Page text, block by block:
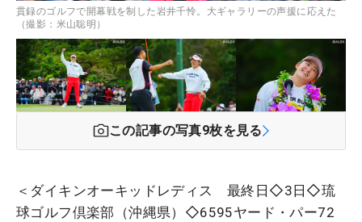
貫録のゴルフで開幕戦を制した岩井千怜。大ギャラリーの声援に応えた
（撮影：米山聡明）
この記事の写真9枚を見る
＜ダイキンオーキッドレディス 最終日◇3日◇琉
球ゴルフ倶楽部（沖縄県）◇6595ヤード・パー72